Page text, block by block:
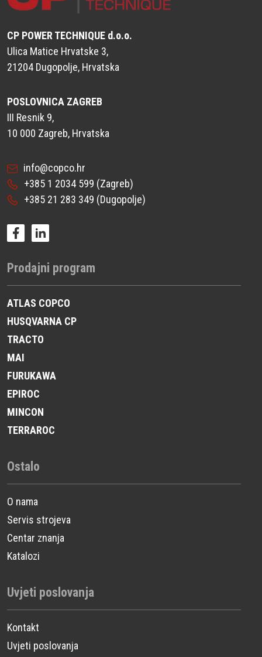
CP POWER TECHNIQUE d.o.o.
Ulica Matice Hrvatske 3,
21204 Dugopolje, Hrvatska
POSLOVNICA ZAGREB
III Resnik 9,
10 000 Zagreb, Hrvatska
info@copco.hr
+385 1 2034 599 (Zagreb)
+385 21 283 349 (Dugopolje)
Prodajni program
ATLAS COPCO
HUSQVARNA CP
TRACTO
MAI
FURUKAWA
EPIROC
MINCON
TERRAROC
Ostalo
O nama
Servis strojeva
Centar znanja
Katalozi
Uvjeti poslovanja
Kontakt
Uvjeti poslovanja